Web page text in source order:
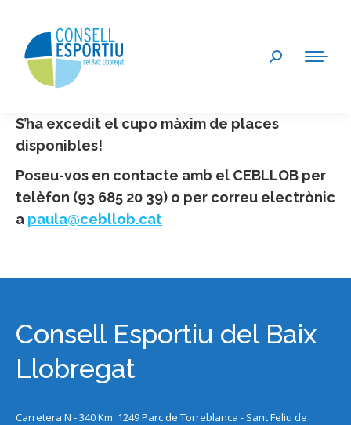
Search:
S’ha excedit el cupo màxim de places
disponibles!
Poseu-vos en contacte amb el CEBLLOB per
telèfon (93 685 20 39) o per correu electrònic
a paula@cebllob.cat
Consell Esportiu del Baix
Llobregat
Carretera N - 340 Km. 1249 Parc de Torreblanca - Sant Feliu de